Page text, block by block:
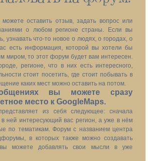
оставить отзыв, задать вопрос или
о любом регионе страны. Если вы
узнавать что-то новое о людях, о городах, о
есть информация, которой вы хотели бы
миром, то этот форум будет вам интересен.
регионе, что в них есть интересного,
стоит посетить, где стоит побывать в
каких мест можно оставить на потом.
вы можете сразу
место к GoogleMaps.
из себя следующее: сначала
в ней интересующий вас регион, а уже в нём
по тематикам. Форум с названием центра
в которых также можно создавать
можете добавлять свои мысли в уже